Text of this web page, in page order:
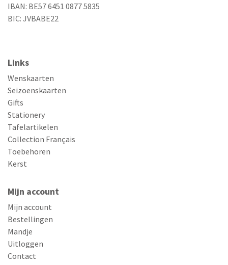
IBAN: BE57 6451 0877 5835
BIC: JVBABE22
Links
Wenskaarten
Seizoenskaarten
Gifts
Stationery
Tafelartikelen
Collection Français
Toebehoren
Kerst
Mijn account
Mijn account
Bestellingen
Mandje
Uitloggen
Contact